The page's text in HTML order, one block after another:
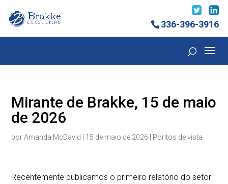
336-396-3916
Mirante de Brakke, 15 de maio
de 2026
porAmanda McDavid 15 de maio de 2026 Pontos de vista
Recentemente publicamos o primeiro relatório do setor